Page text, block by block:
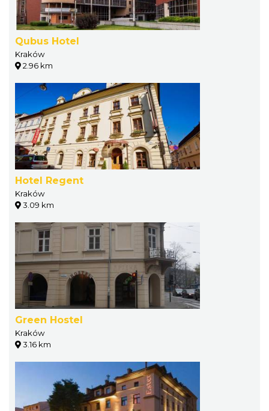
Qubus Hotel
Kraków
2.96 km
Hotel Regent
Kraków
3.09 km
Green Hostel
Kraków
3.16 km